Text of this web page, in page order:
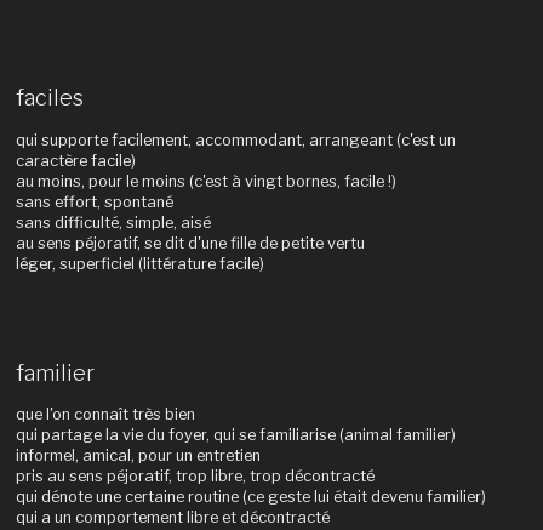
faciles
qui supporte facilement, accommodant, arrangeant (c'est un
caractère facile)
au moins, pour le moins (c'est à vingt bornes, facile !)
sans effort, spontané
sans difficulté, simple, aisé
au sens péjoratif, se dit d'une fille de petite vertu
léger, superficiel (littérature facile)
familier
que l'on connaît très bien
qui partage la vie du foyer, qui se familiarise (animal familier)
informel, amical, pour un entretien
pris au sens péjoratif, trop libre, trop décontracté
qui dénote une certaine routine (ce geste lui était devenu familier)
qui a un comportement libre et décontracté